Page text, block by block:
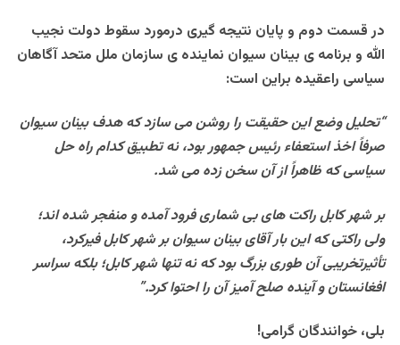
در قسمت دوم و پايان نتيجه گيری درمورد سقوط دولت نجيب
الله و برنامه ی بينان سيوان نماينده ی سازمان ملل متحد آگاهان
سياسی راعقيده براين است:
“تحليل وضع اين حقيقت را روشن می سازد که هدف بينان سيوان
صرفاً اخذ استعفاء رئيس جمهور بود، نه تطبيق کدام راه حل
سياسی که ظاهراً از آن سخن زده می شد.
بر شهر کابل راکت های بی شماری فرود آمده و منفجر شده اند؛
ولی راکتی که اين بار آقای بينان سيوان بر شهر کابل فيرکرد،
تأثيرتخريبی آن طوری بزرگ بود که نه تنها شهر کابل؛ بلکه سراسر
افغانستان و آينده صلح آميز آن را احتوا کرد.”
بلی، خوانندگان گرامی!